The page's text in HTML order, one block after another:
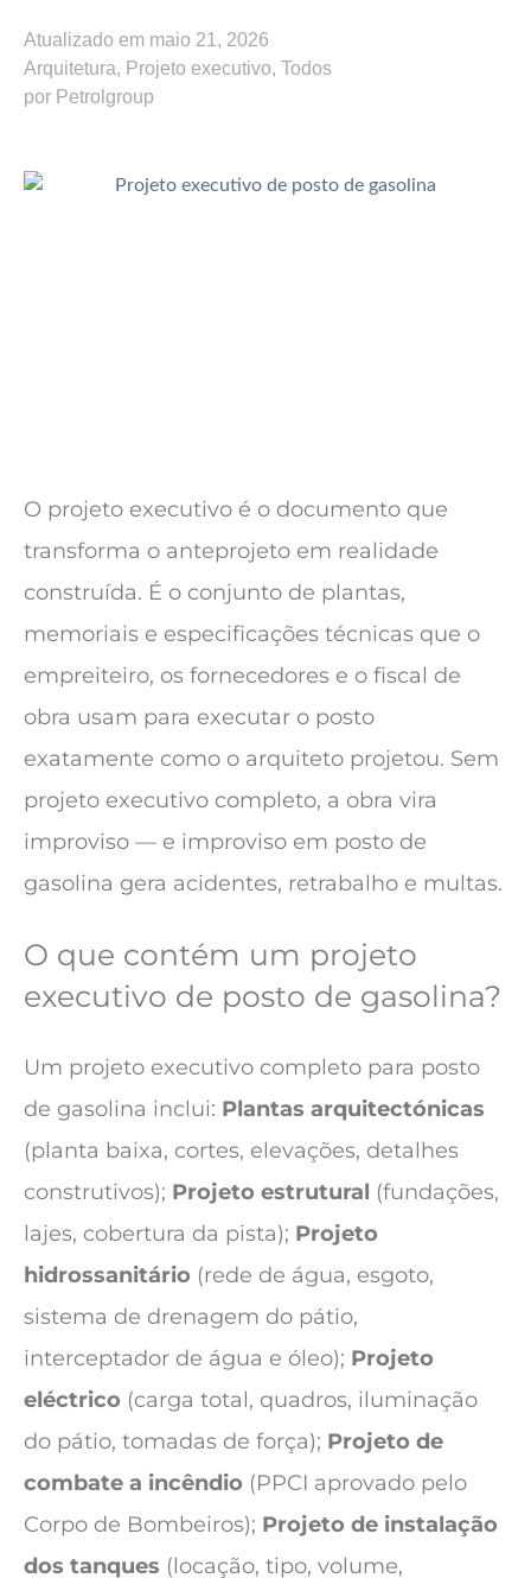
Atualizado em maio 21, 2026
Arquitetura, Projeto executivo, Todos
por Petrolgroup
O projeto executivo é o documento que
transforma o anteprojeto em realidade
construída. É o conjunto de plantas,
memoriais e especificações técnicas que o
empreiteiro, os fornecedores e o fiscal de
obra usam para executar o posto
exatamente como o arquiteto projetou. Sem
projeto executivo completo, a obra vira
improviso — e improviso em posto de
gasolina gera acidentes, retrabalho e multas.
O que contém um projeto
executivo de posto de gasolina?
Um projeto executivo completo para posto
de gasolina inclui: Plantas arquitectónicas
(planta baixa, cortes, elevações, detalhes
construtivos); Projeto estrutural (fundações,
lajes, cobertura da pista); Projeto
hidrossanitário (rede de água, esgoto,
sistema de drenagem do pátio,
interceptador de água e óleo); Projeto
eléctrico (carga total, quadros, iluminação
do pátio, tomadas de força); Projeto de
combate a incêndio (PPCI aprovado pelo
Corpo de Bombeiros); Projeto de instalação
dos tanques (locação, tipo, volume,